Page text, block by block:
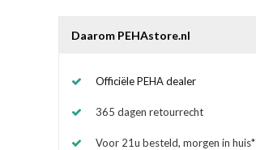
Daarom PEHAstore.nl
Officiële PEHA dealer
365 dagen retourrecht
Voor 21u besteld, morgen in huis*